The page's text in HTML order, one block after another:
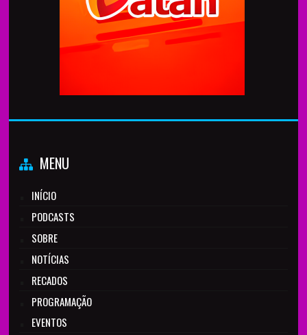
MENU
INÍCIO
PODCASTS
SOBRE
NOTÍCIAS
RECADOS
PROGRAMAÇÃO
EVENTOS